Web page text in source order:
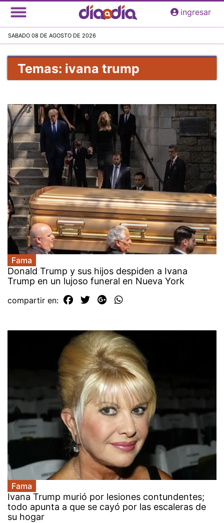
Pasar
al
principal
ingresar
SABADO 08 DE AGOSTO DE 2026
Temas: ivana trump
Fama
Donald Trump y sus hijos despiden a Ivana
Trump en un lujoso funeral en Nueva York
compartir en:
Fama
Ivana Trump murió por lesiones contundentes;
todo apunta a que se cayó por las escaleras de
su hogar